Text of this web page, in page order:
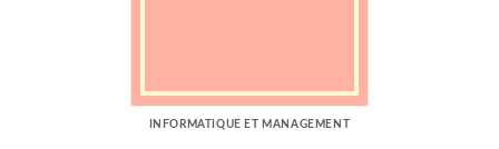
INFORMATIQUE ET MANAGEMENT